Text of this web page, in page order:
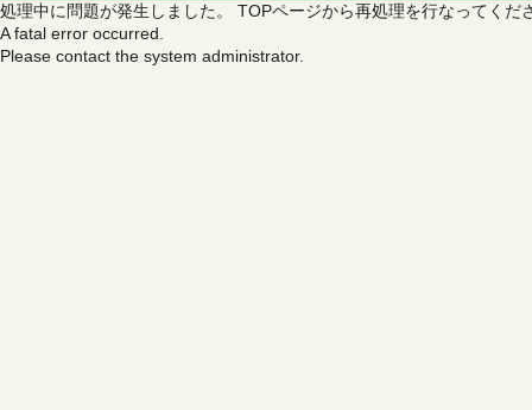
処理中に問題が発生しました。 TOPページから再処理を行なってくだ
A fatal error occurred.
Please contact the system administrator.